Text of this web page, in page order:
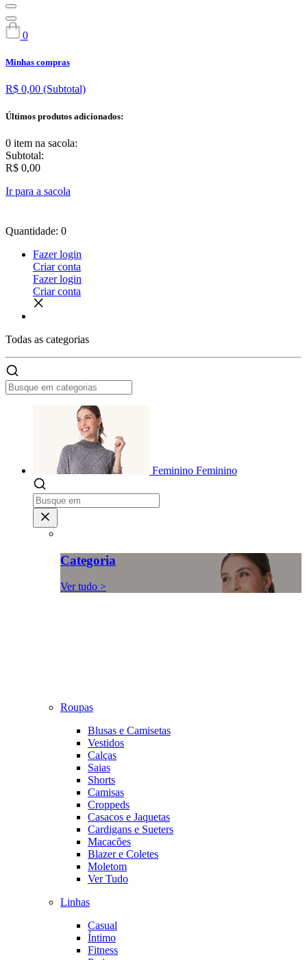
0
Minhas compras
R$ 0,00 (Subtotal)
Últimos produtos adicionados:
0 item na sacola:
Subtotal:
R$ 0,00
Ir para a sacola
Quantidade: 0
Fazer login
Criar conta
Fazer login
Criar conta
Todas as categorias
Feminino Feminino
Categoria
Ver tudo >
Roupas
Blusas e Camisetas
Vestidos
Calças
Saias
Shorts
Camisas
Croppeds
Casacos e Jaquetas
Cardigans e Sueters
Macacões
Blazer e Coletes
Moletom
Ver Tudo
Linhas
Casual
Íntimo
Fitness